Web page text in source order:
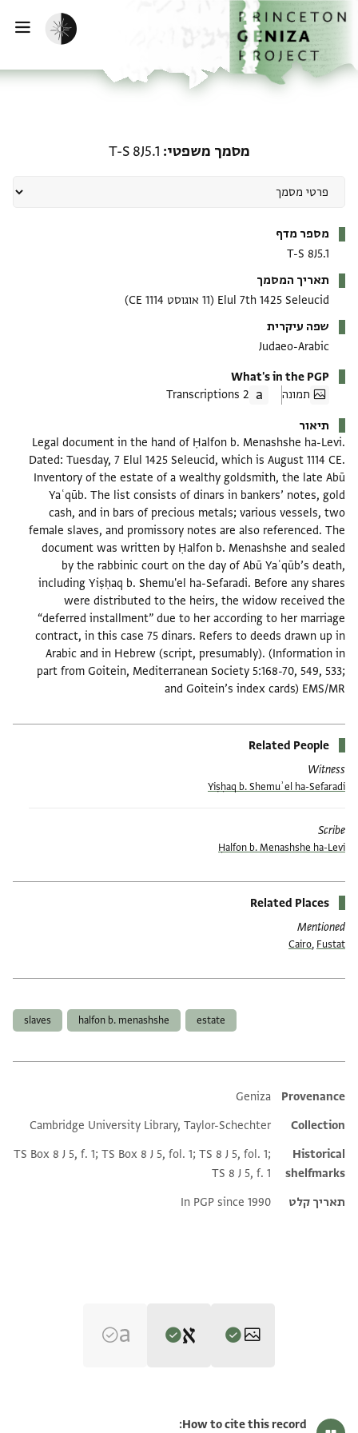
לתוכןהבית
הפעלת מצב כהה
מסמך משפטי T-S 8J5.1
מספר מדף
T-S 8J5.1
תאריך המסמך
Elul 7th 1425 Seleucid (11 אוגוסט 1114 CE)
שפה עיקרית
Judaeo-Arabic
What's in the PGP
תמונה
2 Transcriptions
תיאור
Legal document in the hand of Ḥalfon b. Menashshe ha-Levi.
Dated: Tuesday, 7 Elul 1425 Seleucid, which is August 1114 CE.
Inventory of the estate of a wealthy goldsmith, the late Abū
Yaʿqūb. The list consists of dinars in bankers’ notes, gold
cash, and in bars of precious metals; various vessels, two
female slaves, and promissory notes are also referenced. The
document was written by Ḥalfon b. Menashshe and sealed
by the rabbinic court on the day of Abū Yaʿqūb’s death,
including Yiṣḥaq b. Shemu'el ha-Sefaradi. Before any shares
were distributed to the heirs, the widow received the
“deferred installment” due to her according to her marriage
contract, in this case 75 dinars. Refers to deeds drawn up in
Arabic and in Hebrew (script, presumably). (Information in
part from Goitein, Mediterranean Society 5:168-70, 549, 533;
and Goitein’s index cards) EMS/MR
Related People
Witness
Yiṣḥaq b. Shemuʾel ha-Sefaradi
Scribe
Ḥalfon b. Menashshe ha-Levi
Related Places
Mentioned
Cairo ,Fustat
estate
halfon b. menashshe
slaves
Additional metadata
Provenance
Geniza
Collection
Cambridge University Library, Taylor-Schechter
Historical
shelfmarks
TS Box 8 J 5, f. 1; TS Box 8 J 5, fol. 1; TS 8 J 5, fol. 1;
TS 8 J 5, f. 1
תאריך קלט
In PGP since 1990
Gershon Weiss, "Legal Documents Written by the Court Clerk
How to cite this record: